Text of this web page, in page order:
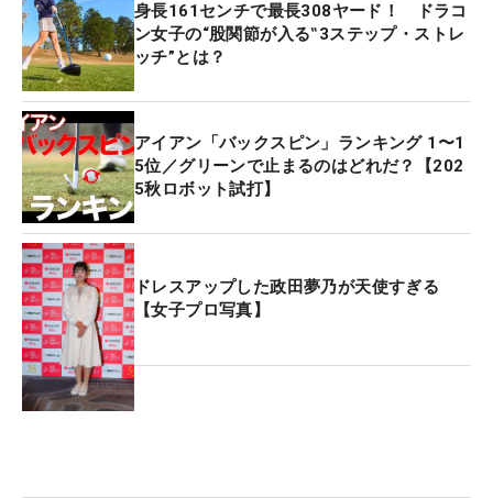
身長161センチで最長308ヤード！ ドラコ
ン女子の“股関節が入る‟3ステップ・ストレ
ッチ”とは？
アイアン「バックスピン」ランキング 1〜1
5位／グリーンで止まるのはどれだ？【202
5秋ロボット試打】
ドレスアップした政田夢乃が天使すぎる
【女子プロ写真】